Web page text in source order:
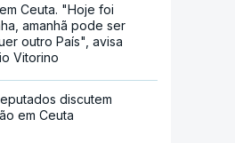
Ceuta. "Hoje foi
amanhã pode ser
outro País", avisa
Vitorino
discutem
em Ceuta